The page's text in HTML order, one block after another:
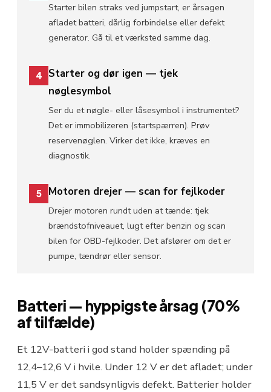
Starter bilen straks ved jumpstart, er årsagen
afladet batteri, dårlig forbindelse eller defekt
generator. Gå til et værksted samme dag.
4
Starter og dør igen — tjek
nøglesymbol
Ser du et nøgle- eller låsesymbol i instrumentet?
Det er immobilizeren (startspærren). Prøv
reservenøglen. Virker det ikke, kræves en
diagnostik.
5 Motoren drejer — scan for fejlkoder
Drejer motoren rundt uden at tænde: tjek
brændstofniveauet, lugt efter benzin og scan
bilen for OBD-fejlkoder. Det afslører om det er
pumpe, tændrør eller sensor.
Batteri — hyppigste årsag (70%
af tilfælde)
Et 12V-batteri i god stand holder spænding på
12,4–12,6 V i hvile. Under 12 V er det afladet; under
11,5 V er det sandsynligvis defekt. Batterier holder